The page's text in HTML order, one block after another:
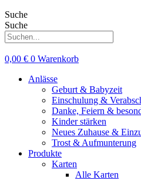
Suche
Suche
0,00 € 0 Warenkorb
Anlässe
Geburt & Babyzeit
Einschulung &
Danke, Feiern &
Kinder stärken
Neues Zuhause &
Trost & Aufmunterung
Produkte
Karten
Alle Karten